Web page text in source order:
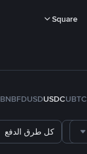
Square
BTC
U
USDC
FDUSD
BNB
كل طرق الدفع